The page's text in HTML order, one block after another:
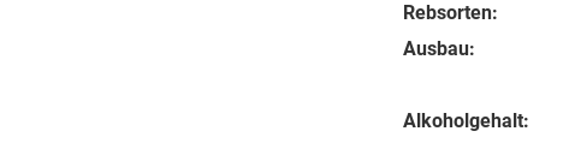
Rebsorten:
Ausbau:
Alkoholgehalt: